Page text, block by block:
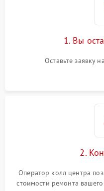
1. Вы
Оставьте заявку
2.
Оператор колл центра
стоимости ремонта